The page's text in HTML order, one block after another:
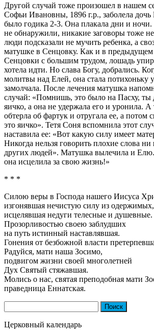
Другой случай тоже произошел в нашем
Софьи Ивановны, 1896 г.р., заболела дочь
было годика 2-3. Она плакала дни и
не обнаружили, никакие заговоры тоже
люди подсказали не мучить ребенка, а
матушке в Сенцовку. Как и в предыдущем
Сенцовки с большим трудом, лошадь
хотела идти. Но слава Богу, добрались.
молитвы над Елей, она стала потихоньку
замолчала. После лечения матушка
случай: «Помнишь, это было на Пасху, ты
яичко, а она не удержала его и уронила.
обтерла об фартук и отругала ее, а потом
это яичко». Тетя Соня вспомнила этот
наставила ее: «Вот какую силу имеет
Никогда нельзя говорить плохие слова ни
других людей». Матушка вылечила и
она исцелила за свою жизнь!»
* * *
Силою веры в Господа нашего Иисуса
изгонявшая нечистую силу из одержимых,
исцелявшая недуги телесные и душевные.
Прозорливостью своею заблудших
на путь истинный наставлявшая.
Гонения от безбожной власти
Радуйся, мати наша Зосимо,
подвигом жизни своей многолетней
Дух Святый стяжавшая.
Молись о нас, святая преподобная мати
праведница Еннатская.
Церковный календарь